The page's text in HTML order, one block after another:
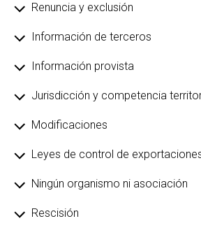
Renuncia y exclusión
Información de terceros
Información provista
Jurisdicción y competencia
Modificaciones
Leyes de control de
Ningún organismo ni asociación
Rescisión